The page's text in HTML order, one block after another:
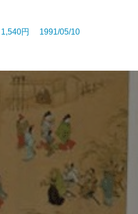
円 1991/05/10